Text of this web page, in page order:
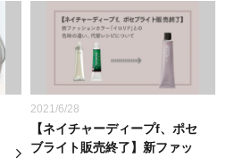
2021/6/28
【ネイチャーディープf、ポセ
ブライト販売終了】新ファッ